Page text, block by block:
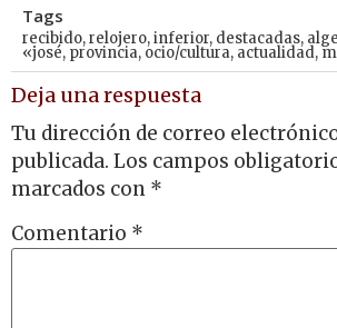
Tags
recibido,relojero,inferior, destacadas,
«josé, provincia, ocio/cultura, actualidad,
Deja una respuesta
Tu dirección de correo
publicada. Los campos
marcados con *
Comentario *